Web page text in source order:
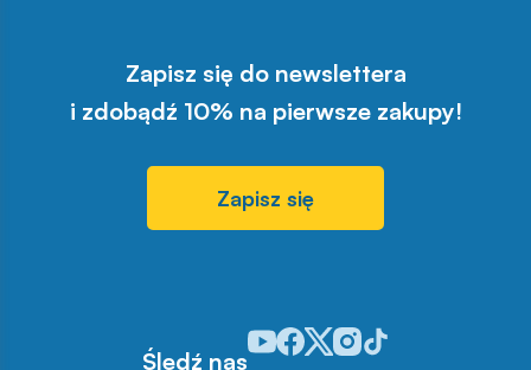
Zapisz się do newslettera
i zdobądź 10% na pierwsze zakupy!
Zapisz się
Śledź nas
Odwiedź nasz profil w serwisie
Odwiedź nasz profil w serwisie
Odwiedź nasz profil w
Odwiedź nasz profil w
Odwiedź nasz profil